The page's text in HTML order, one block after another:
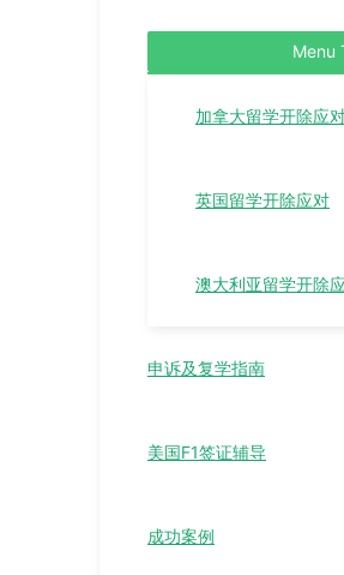
Menu
加拿大留学开除应
英国留学开除应对
澳大利亚留学开除
申诉及复学指南
美国F1签证辅导
成功案例